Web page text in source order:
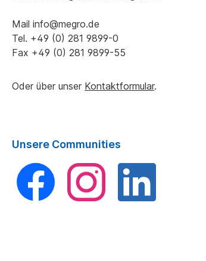
Mail info@megro.de
Tel. +49 (0) 281 9899-0
Fax +49 (0) 281 9899-55
Oder über unser Kontaktformular.
Unsere Communities
Facebook Instagram LinkedIn